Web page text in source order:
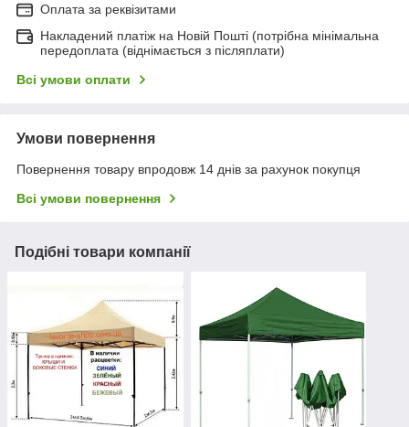
Оплата за реквізитами
Накладений платіж на Новій Пошті (потрібна мінімальна
передоплата (віднімається з післяплати)
Всі умови оплати
Умови повернення
Повернення товару впродовж 14 днів за рахунок покупця
Всі умови повернення
Подібні товари компанії